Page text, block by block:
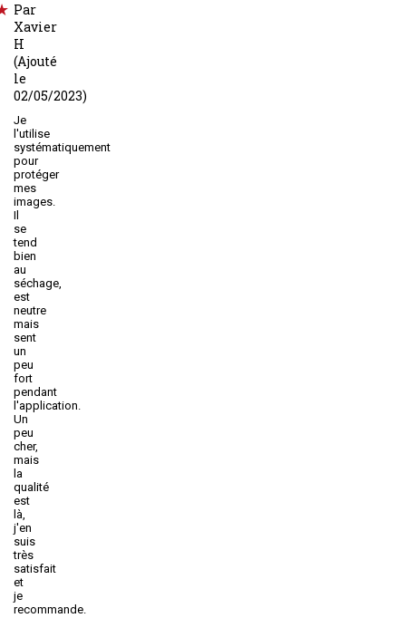
Par
Xavier
H
(Ajouté
le
02/05/2023)
Je
l'utilise
systématiquement
pour
protéger
mes
images.
Il
se
tend
bien
au
séchage,
est
neutre
mais
sent
un
peu
fort
pendant
l'application.
Un
peu
cher,
mais
la
qualité
est
là,
j'en
suis
très
satisfait
et
je
recommande.